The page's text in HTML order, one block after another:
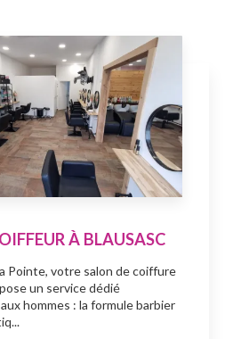
À BLAUSASC
Pointe, votre salon de coiffure
un service dédié
hommes : la formule barbier